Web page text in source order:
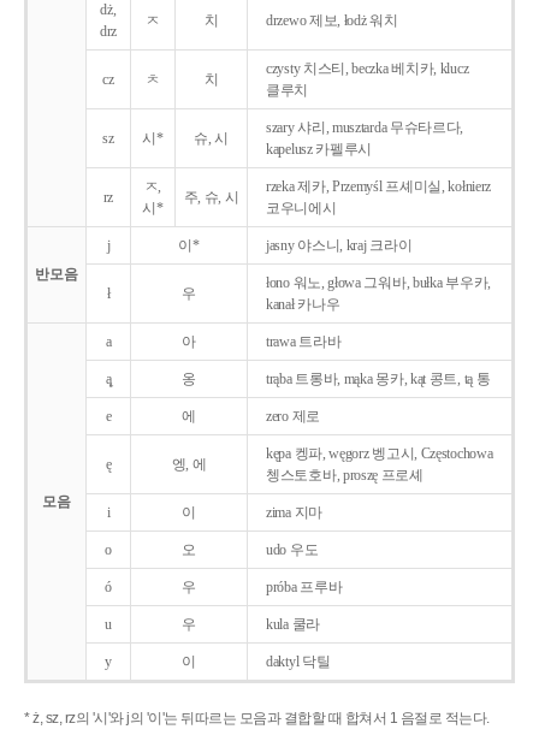
dż,
drz
ㅈ 치 drzewo 제보, łodż 워치
cz ㅊ 치
czysty 치스티, beczka 베치카, klucz
클루치
sz 시* 슈, 시
szary 샤리, musztarda 무슈타르다,
kapelusz 카펠루시
rz
ㅈ,
시*
주, 슈, 시
rzeka 제카, Przemyśl 프셰미실, kołnierz
코우니에시
반모음
j 이* jasny 야스니, kraj 크라이
ł 우
łono 워노, głowa 그워바, bułka 부우카,
kanał 카나우
모음
a 아 trawa 트라바
ą̨ 옹 trąba 트롱바, mąka 몽카, kąt 콩트, tą 통
e 에 zero 제로
ę 엥, 에
kępa 켕파, węgorz 벵고시, Częstochowa
쳉스토호바, proszę 프로셰
i 이 zima 지마
o 오 udo 우도
ó 우 próba 프루바
u 우 kula 쿨라
y 이 daktyl 닥틸
* ż, sz, rz의 '시'와 j의 '이'는 뒤따르는 모음과 결합할 때 합쳐서 1 음절로 적는다.